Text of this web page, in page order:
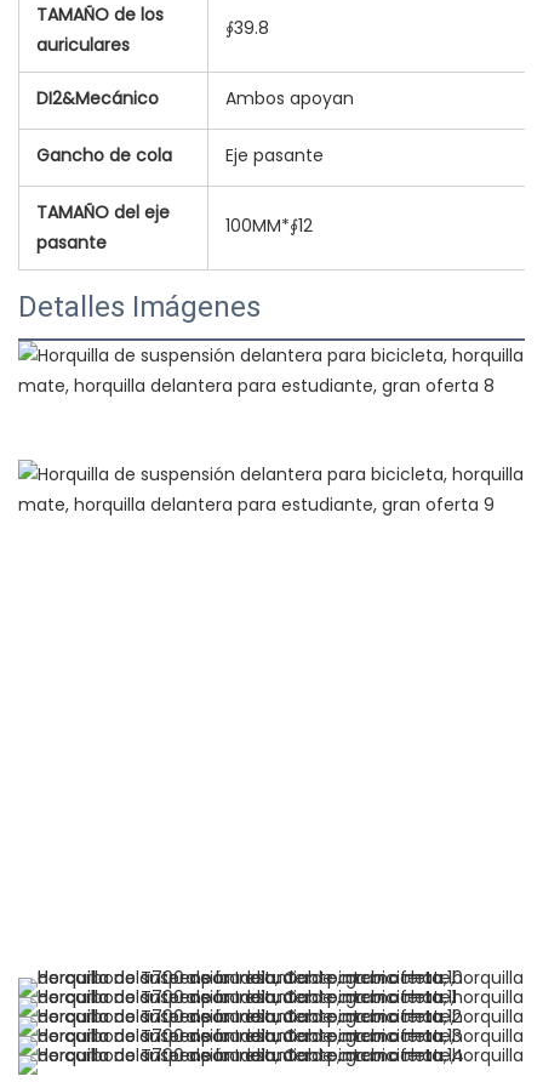
TAMAÑO de los
auriculares
∮39.8
DI2&Mecánico Ambos apoyan
Gancho de cola Eje pasante
TAMAÑO del eje
pasante
100MM*∮12
Detalles Imágenes